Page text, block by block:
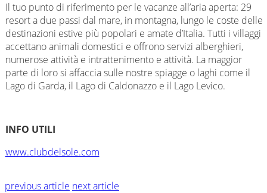
Il tuo punto di riferimento per le vacanze all’aria aperta: 29
resort a due passi dal mare, in montagna, lungo le coste delle
destinazioni estive più popolari e amate d’Italia. Tutti i villaggi
accettano animali domestici e offrono servizi alberghieri,
numerose attività e intrattenimento e attività. La maggior
parte di loro si affaccia sulle nostre spiagge o laghi come il
Lago di Garda, il Lago di Caldonazzo e il Lago Levico.
INFO UTILI
www.clubdelsole.com
previous article next article